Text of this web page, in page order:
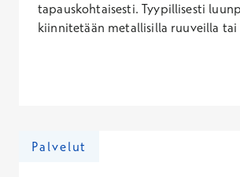
tapauskohtaisesti. Tyypillisesti
kiinnitetään metallisilla ruuveilla tai
jännetupen aukaisu ja ääreishermon
Palvelut